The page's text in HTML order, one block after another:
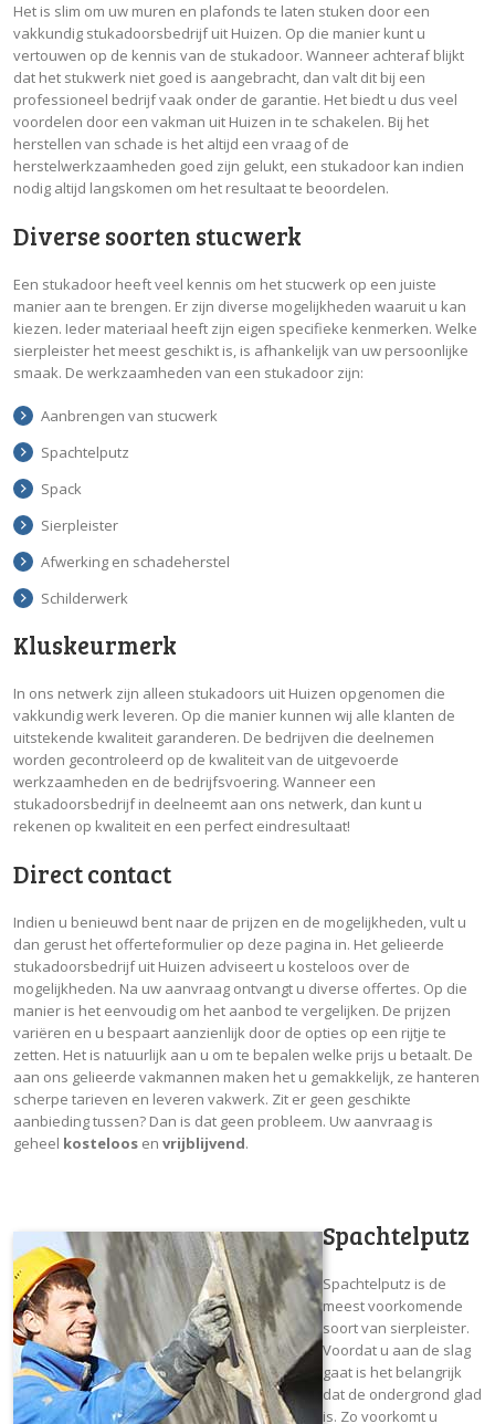
Het is slim om uw muren en plafonds te laten stuken door een
vakkundig stukadoorsbedrijf uit Huizen. Op die manier kunt u
vertouwen op de kennis van de stukadoor. Wanneer achteraf blijkt
dat het stukwerk niet goed is aangebracht, dan valt dit bij een
professioneel bedrijf vaak onder de garantie. Het biedt u dus veel
voordelen door een vakman uit Huizen in te schakelen. Bij het
herstellen van schade is het altijd een vraag of de
herstelwerkzaamheden goed zijn gelukt, een stukadoor kan indien
nodig altijd langskomen om het resultaat te beoordelen.
Diverse soorten stucwerk
Een stukadoor heeft veel kennis om het stucwerk op een juiste
manier aan te brengen. Er zijn diverse mogelijkheden waaruit u kan
kiezen. Ieder materiaal heeft zijn eigen specifieke kenmerken. Welke
sierpleister het meest geschikt is, is afhankelijk van uw persoonlijke
smaak. De werkzaamheden van een stukadoor zijn:
Aanbrengen van stucwerk
Spachtelputz
Spack
Sierpleister
Afwerking en schadeherstel
Schilderwerk
Kluskeurmerk
In ons netwerk zijn alleen stukadoors uit Huizen opgenomen die
vakkundig werk leveren. Op die manier kunnen wij alle klanten de
uitstekende kwaliteit garanderen. De bedrijven die deelnemen
worden gecontroleerd op de kwaliteit van de uitgevoerde
werkzaamheden en de bedrijfsvoering. Wanneer een
stukadoorsbedrijf in deelneemt aan ons netwerk, dan kunt u
rekenen op kwaliteit en een perfect eindresultaat!
Direct contact
Indien u benieuwd bent naar de prijzen en de mogelijkheden, vult u
dan gerust het offerteformulier op deze pagina in. Het gelieerde
stukadoorsbedrijf uit Huizen adviseert u kosteloos over de
mogelijkheden. Na uw aanvraag ontvangt u diverse offertes. Op die
manier is het eenvoudig om het aanbod te vergelijken. De prijzen
variëren en u bespaart aanzienlijk door de opties op een rijtje te
zetten. Het is natuurlijk aan u om te bepalen welke prijs u betaalt. De
aan ons gelieerde vakmannen maken het u gemakkelijk, ze hanteren
scherpe tarieven en leveren vakwerk. Zit er geen geschikte
aanbieding tussen? Dan is dat geen probleem. Uw aanvraag is
geheel kosteloos en vrijblijvend.
Spachtelputz
Spachtelputz is de
meest voorkomende
soort van sierpleister.
Voordat u aan de slag
gaat is het belangrijk
dat de ondergrond glad
is. Zo voorkomt u